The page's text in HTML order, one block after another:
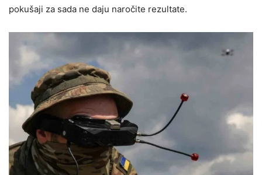
pokušaji za sada ne daju naročite rezultate.